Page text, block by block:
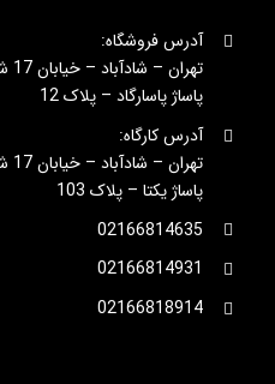
آدرس فروشگاه:
تهران – شادآباد – خیابان 17 شهریور
پاساژ پاسارگاد – پلاک 12
آدرس کارگاه:
تهران – شادآباد – خیابان 17 شهریور
پاساژ یکتا – پلاک 103
02166814635
02166814931
02166818914